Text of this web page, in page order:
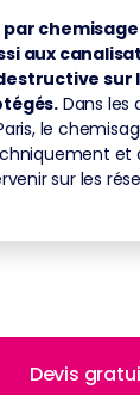
aux
sur
Dans les
le
sur les
Devis